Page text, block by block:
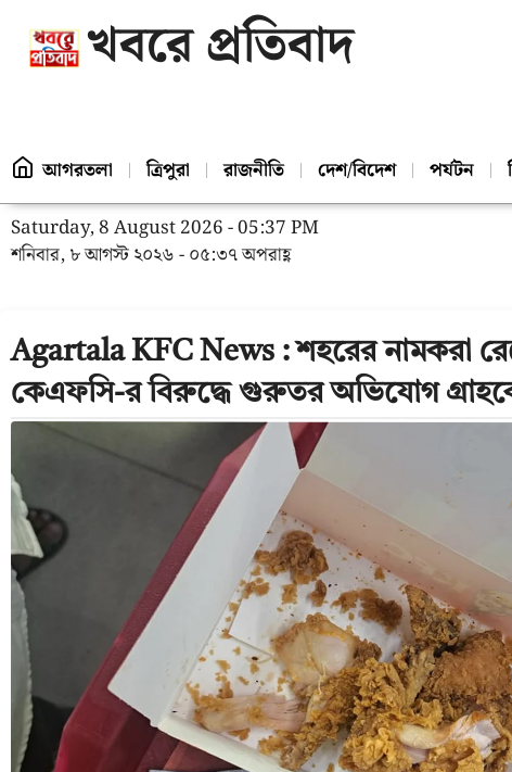
খবরে প্রতিবাদ
আগরতলা ত্রিপুরা রাজনীতি দেশ/বিদেশ পর্যটন
Saturday, 8 August 2026 - 05:37 PM
শনিবার, ৮ আগস্ট ২০২৬ - ০৫:৩৭ অপরাহ্ণ
Agartala KFC News : শহরের নামকরা
কেএফসি-র বিরুদ্ধে গুরুতর অভিযোগ